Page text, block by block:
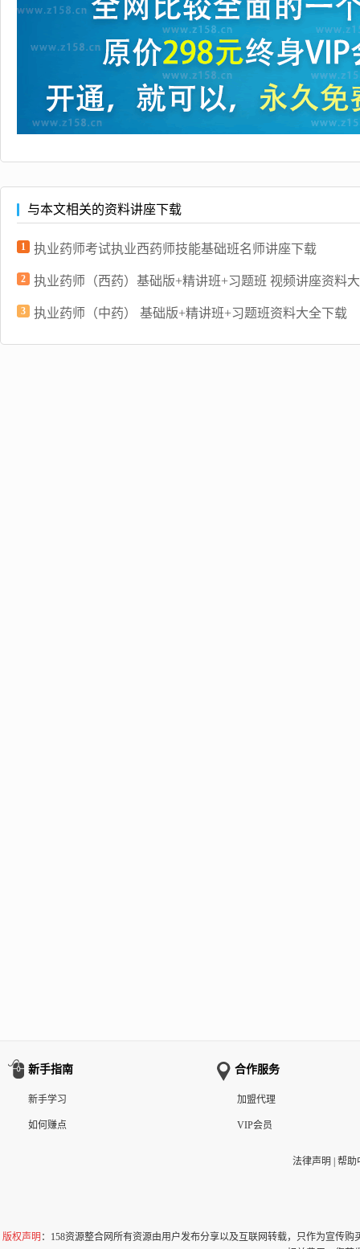
与本文相关的资料讲座下载
1 执业药师考试执业西药师技能基础班名师讲座下载
2 执业药师（西药）基础版+精讲班+习题班 视频讲座资料
3 执业药师（中药） 基础版+精讲班+习题班资料大全下载
新手指南
新手学习
如何赚点
合作服务
加盟代理
VIP会员
法律声明 帮助
版权声明 ：158资源整合网所有资源由用户发布分享以及互联网转载，只作为宣传